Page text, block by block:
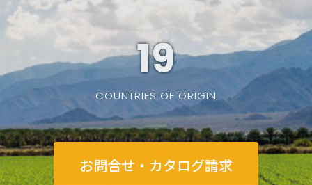
19
COUNTRIES OF ORIGIN
お問合せ・カタログ請求